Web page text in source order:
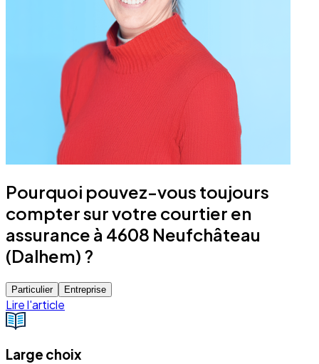
Pourquoi pouvez-vous toujours
compter sur votre courtier en
assurance à 4608 Neufchâteau
(Dalhem) ?
Particulier Entreprise
Lire l'article
Large choix